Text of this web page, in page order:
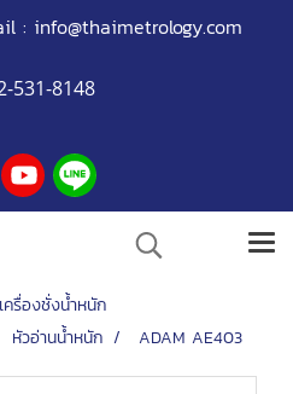
: info@thaimetrology.com
531-8148
เครื่องชั่งน้ำหนัก
หัวอ่านน้ำหนัก ADAM AE403